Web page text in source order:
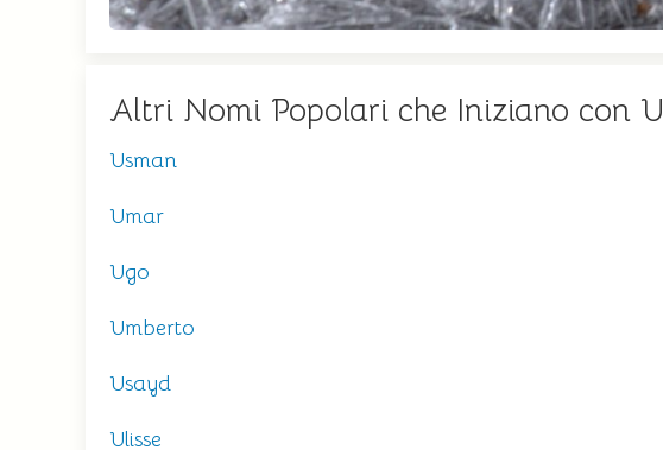
Altri Nomi Popolari che Iniziano con U
Usman
Umar
Ugo
Umberto
Usayd
Ulisse